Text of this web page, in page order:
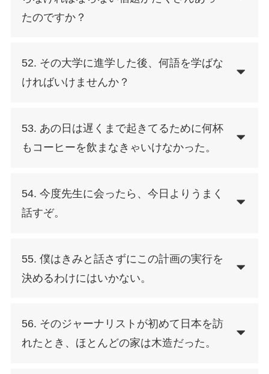
たのですか？
52. その大学に進学した後、何語を学ばな
ければいけませんか？
53. あの日は遅くまで起きてるために何杯
もコーヒーを飲まなきゃいけなかった。
54. 今度先生に会ったら、今日よりうまく
話すぞ。
55. 僕はきみと話さずにこの計画の実行を
決めるわけにはいかない。
56. そのジャーナリストが初めて日本を訪
れたとき、ほとんどの家は木造だった。